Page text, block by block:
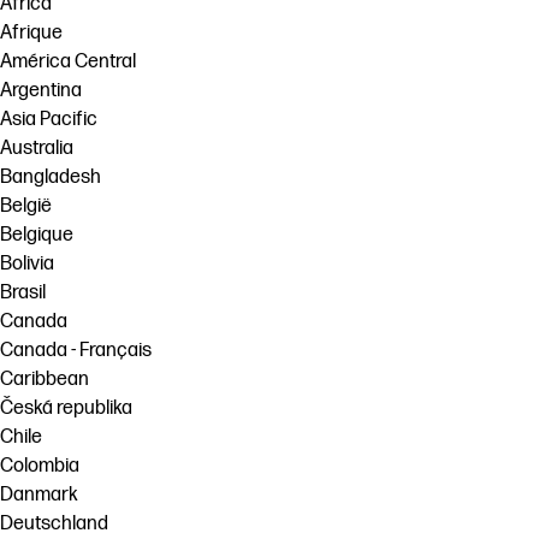
Afrique
América Central
Argentina
Asia Pacific
Australia
Bangladesh
België
Belgique
Bolivia
Brasil
Canada
Canada - Français
Caribbean
Česká republika
Chile
Colombia
Danmark
Deutschland